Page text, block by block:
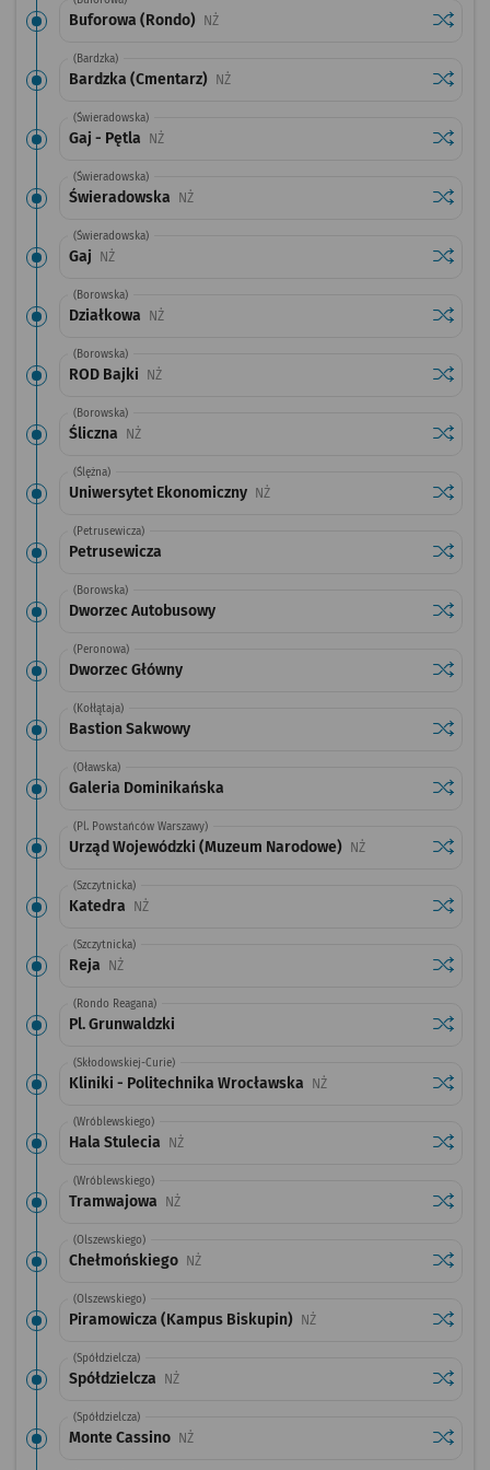
Buforowa (Rondo) NŻPrzystanek na życzenie
(Bardzka)
Bardzka (Cmentarz) NŻPrzystanek na życzenie
(Świeradowska)
Gaj - Pętla NŻPrzystanek na życzenie
(Świeradowska)
Świeradowska NŻPrzystanek na życzenie
(Świeradowska)
Gaj NŻPrzystanek na życzenie
(Borowska)
Działkowa NŻPrzystanek na życzenie
(Borowska)
ROD Bajki NŻPrzystanek na życzenie
(Borowska)
Śliczna NŻPrzystanek na życzenie
(Ślężna)
Uniwersytet Ekonomiczny NŻPrzystanek na życzenie
(Petrusewicza)
Petrusewicza
(Borowska)
Dworzec Autobusowy
(Peronowa)
Dworzec Główny
(Kołłątaja)
Bastion Sakwowy
(Oławska)
Galeria Dominikańska
(Pl. Powstańców Warszawy)
Urząd Wojewódzki (Muzeum Narodowe) NŻPrzystanek na
(Szczytnicka)
Katedra NŻPrzystanek na życzenie
(Szczytnicka)
Reja NŻPrzystanek na życzenie
(Rondo Reagana)
Pl. Grunwaldzki
(Skłodowskiej-Curie)
Kliniki - Politechnika Wrocławska NŻPrzystanek na życzenie
(Wróblewskiego)
Hala Stulecia NŻPrzystanek na życzenie
(Wróblewskiego)
Tramwajowa NŻPrzystanek na życzenie
(Olszewskiego)
Chełmońskiego NŻPrzystanek na życzenie
(Olszewskiego)
Piramowicza (Kampus Biskupin) NŻPrzystanek na życzenie
(Spółdzielcza)
Spółdzielcza NŻPrzystanek na życzenie
(Spółdzielcza)
Monte Cassino NŻPrzystanek na życzenie